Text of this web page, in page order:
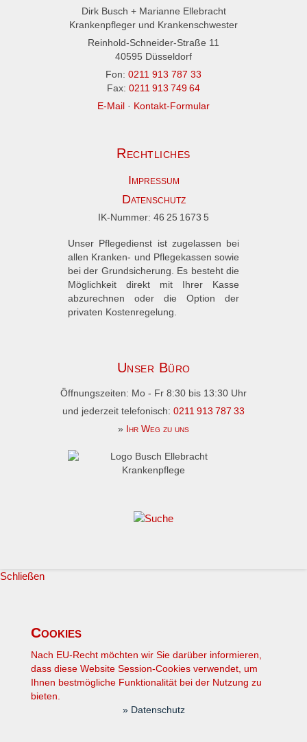
Dirk Busch + Marianne Ellebracht
Krankenpfleger und Krankenschwester
Reinhold-Schneider-Straße 11
40595 Düsseldorf
Fon: 0211 913 787 33
Fax: 0211 913 749 64
E-Mail · Kontakt-Formular
Rechtliches
Impressum
Datenschutz
IK-Nummer: 46 25 1673 5
Unser Pflegedienst ist zugelassen bei
allen Kranken- und Pflegekassen sowie
bei der Grundsicherung. Es besteht die
Möglichkeit direkt mit Ihrer Kasse
abzurechnen oder die Option der
privaten Kostenregelung.
Unser Büro
Öffnungszeiten: Mo - Fr 8:30 bis 13:30 Uhr
und jederzeit telefonisch: 0211 913 787 33
» Ihr Weg zu uns
Schließen
Cookies
Nach EU-Recht möchten wir Sie darüber informieren,
dass diese Website Session-Cookies verwendet, um
Ihnen bestmögliche Funktionalität bei der Nutzung zu
bieten.
» Datenschutz